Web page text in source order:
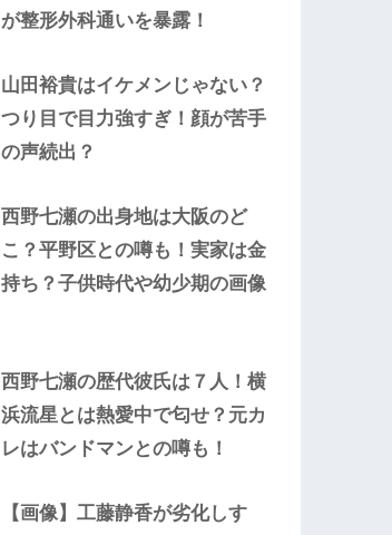
が整形外科通いを暴露！
山田裕貴はイケメンじゃない？
つり目で目力強すぎ！顔が苦手
の声続出？
西野七瀬の出身地は大阪のど
こ？平野区との噂も！実家は金
持ち？子供時代や幼少期の画像
西野七瀬の歴代彼氏は７人！横
浜流星とは熱愛中で匂せ？元カ
レはバンドマンとの噂も！
【画像】工藤静香が劣化しす